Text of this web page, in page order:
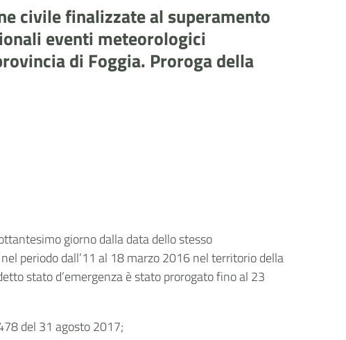
civile finalizzate al superamento
eventi meteorologici
di Foggia. Proroga della
giorno dalla data dello stesso
periodo dall’11 al 18 marzo 2016 nel territorio della
stato d’emergenza è stato prorogato fino al 23
del 31 agosto 2017;